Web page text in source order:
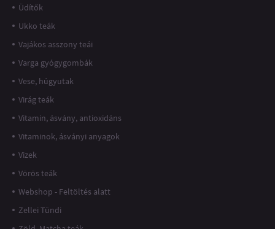
Üdítők
Ukko teák
Vajákos asszony teái
Varga gyógygombák
Vese, húgyutak
Virág teák
Vitamin, ásvány, antioxidáns
Vitaminok, ásványi anyagok
Vizek
Vörös teák
Webshop - Feltöltés alatt
Zellei Tündi